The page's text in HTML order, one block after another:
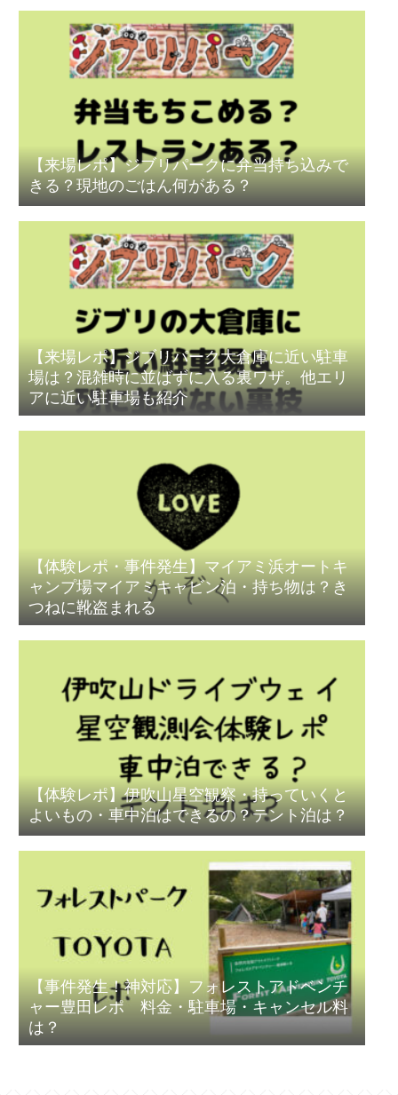
【来場レポ】ジブリパークに弁当持ち込みで
きる？現地のごはん何がある？
【来場レポ】ジブリパーク大倉庫に近い駐車
場は？混雑時に並ばずに入る裏ワザ。他エリ
アに近い駐車場も紹介
【体験レポ・事件発生】マイアミ浜オートキ
ャンプ場マイアミキャビン泊・持ち物は？き
つねに靴盗まれる
【体験レポ】伊吹山星空観察・持っていくと
よいもの・車中泊はできるの？テント泊は？
【事件発生！神対応】フォレストアドベンチ
ャー豊田レポ 料金・駐車場・キャンセル料
は？